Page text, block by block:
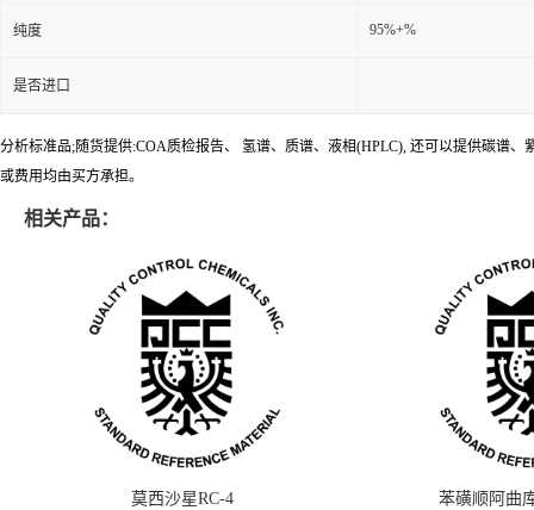
纯度 95%+%
是否进口
分析标准品;随货提供:COA质检报告、 氢谱、质谱、液相(HPLC), 还可以提供碳谱
或费用均由买方承担。
相关产品：
莫西沙星RC-4 苯磺顺阿曲